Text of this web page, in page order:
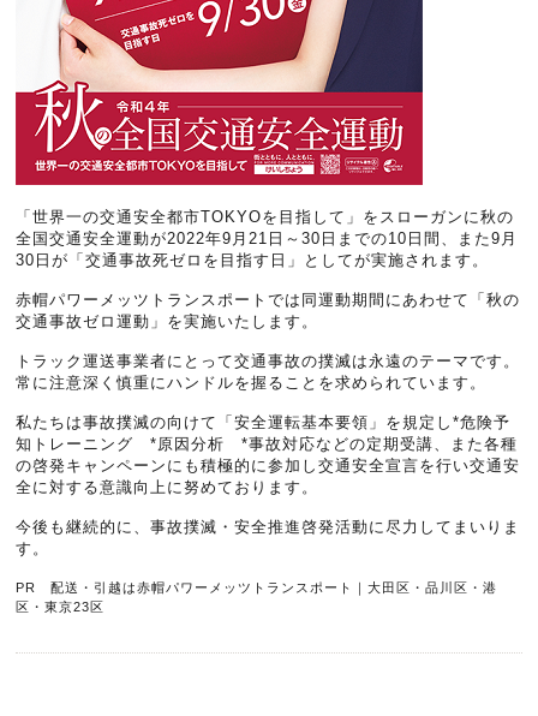
「世界一の交通安全都市TOKYOを目指して」をスローガンに秋の
全国交通安全運動が2022年9月21日～30日までの10日間、また9月
30日が「交通事故死ゼロを目指す日」としてが実施されます。
赤帽パワーメッツトランスポートでは同運動期間にあわせて「秋の
交通事故ゼロ運動」を実施いたします。
トラック運送事業者にとって交通事故の撲滅は永遠のテーマです。
常に注意深く慎重にハンドルを握ることを求められています。
私たちは事故撲滅の向けて「安全運転基本要領」を規定し*危険予
知トレーニング *原因分析 *事故対応などの定期受講、また各種
の啓発キャンペーンにも積極的に参加し交通安全宣言を行い交通安
全に対する意識向上に努めております。
今後も継続的に、事故撲滅・安全推進啓発活動に尽力してまいりま
す。
PR 配送・引越は赤帽パワーメッツトランスポート｜大田区・品川区・港
区・東京23区